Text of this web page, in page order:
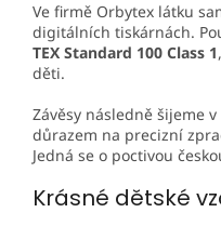
Ve firmě Orbytex látku
digitálních tiskárnách.
TEX Standard 100 Class 1
děti.
Závěsy následně šijeme
důrazem na precizní
Jedná se o poctivou
Krásné dětské